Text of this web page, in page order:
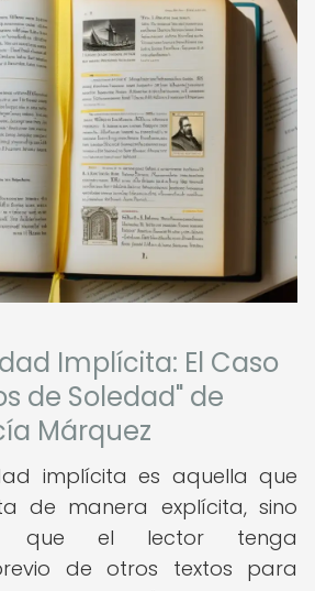
Implícita: El Caso
de Soledad" de
Márquez
implícita es aquella que
de manera explícita, sino
que el lector tenga
de otros textos para